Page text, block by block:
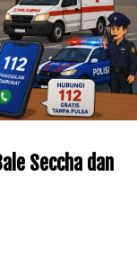
Seccha dan